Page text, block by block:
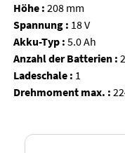
Höhe : 208 mm
Spannung : 18 V
Akku-Typ : 5.0 Ah
Anzahl der Batterien : 2
Ladeschale : 1
Drehmoment max. :